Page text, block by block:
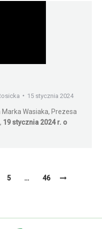
15 stycznia 2024
Wasiaka, Prezesa
19 stycznia 2024 r. o
5 … 46